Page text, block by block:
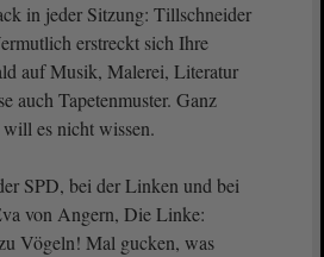
in jeder Sitzung: Tillschneider
erstreckt sich Ihre
auf Musik, Malerei, Literatur
auch Tapetenmuster. Ganz
es nicht wissen.
SPD, bei der Linken und bei
von Angern, Die Linke:
Vögeln! Mal gucken, was